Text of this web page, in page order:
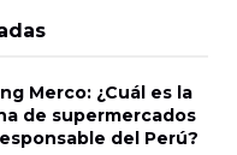
Merco: ¿Cuál es la
de supermercados
del Perú?